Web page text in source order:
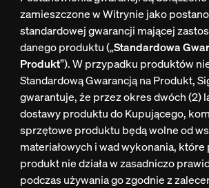
zamieszczone w Witrynie jako
standardowej gwarancji mającej
danego produktu („Standardowa
Produkt”). W przypadku produktów
Standardową Gwarancją na Produkt,
gwarantuje, że przez okres dwóch (2)
dostawy produktu do Kupującego,
sprzętowe produktu będą wolne od
materiałowych i wad wykonania, które
produkt nie działa w zasadniczo
podczas używania go zgodnie z